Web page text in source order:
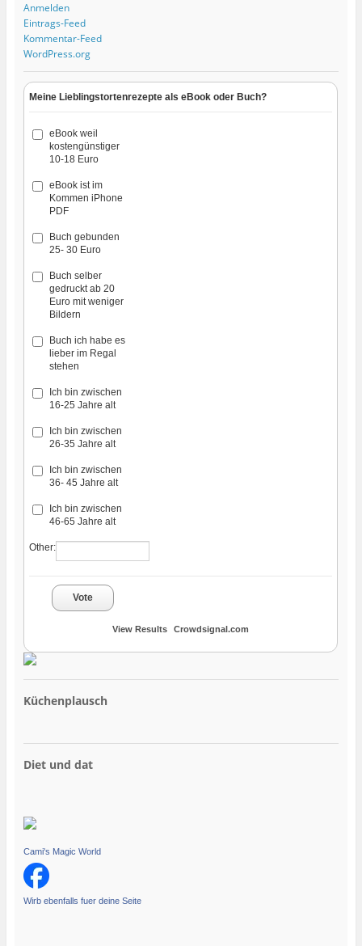
Anmelden
Eintrags-Feed
Kommentar-Feed
WordPress.org
Meine Lieblingstortenrezepte als eBook oder Buch?
eBook weil
kostengünstiger
10-18 Euro
eBook ist im
Kommen iPhone
PDF
Buch gebunden
25- 30 Euro
Buch selber
gedruckt ab 20
Euro mit weniger
Bildern
Buch ich habe es
lieber im Regal
stehen
Ich bin zwischen
16-25 Jahre alt
Ich bin zwischen
26-35 Jahre alt
Ich bin zwischen
36- 45 Jahre alt
Ich bin zwischen
46-65 Jahre alt
Other:
Vote
View Results Crowdsignal.com
Küchenplausch
Diet und dat
Cami's Magic World
Wirb ebenfalls fuer deine Seite